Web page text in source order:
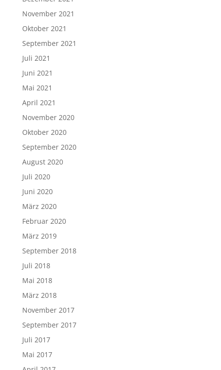
November 2021
Oktober 2021
September 2021
Juli 2021
Juni 2021
Mai 2021
April 2021
November 2020
Oktober 2020
September 2020
August 2020
Juli 2020
Juni 2020
März 2020
Februar 2020
März 2019
September 2018
Juli 2018
Mai 2018
März 2018
November 2017
September 2017
Juli 2017
Mai 2017